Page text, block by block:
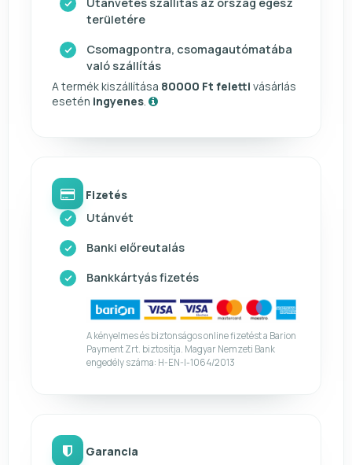
területére
Csomagpontra, csomagautómatába
való szállítás
A termék kiszállítása 80000 Ft feletti vásárlás
esetén ingyenes.
Fizetés
Utánvét
Banki előreutalás
Bankkártyás fizetés
A kényelmes és biztonságos online fizetést a Barion
Payment Zrt. biztosítja. Magyar Nemzeti Bank
engedély száma: H-EN-I-1064/2013
Garancia